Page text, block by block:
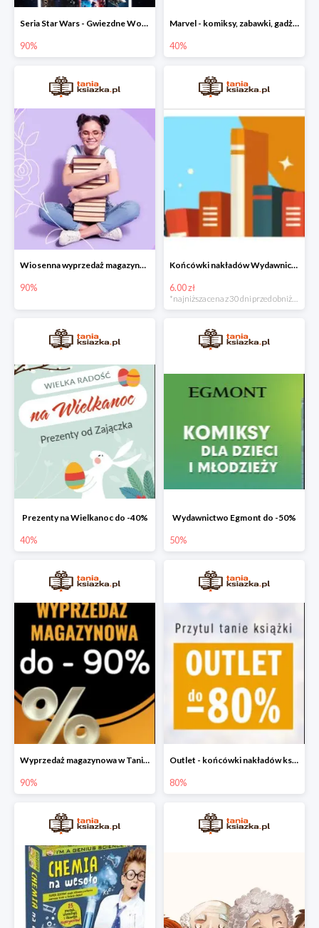
Seria Star Wars - Gwiezdne Wojny do -90%
90%
Marvel - komiksy, zabawki, gadżety
40%
Wiosenna wyprzedaż magazynowa do -90%
90%
Końcówki nakładów Wydawnictwa Kobiecego od 6zł do 15zł
6.00 zł
*najniższa cena z 30 dni przed obniżką
Prezenty na Wielkanoc do -40%
40%
Wydawnictwo Egmont do -50%
50%
Wyprzedaż magazynowa w Taniej Książce do -90%
90%
Outlet - końcówki nakładów książek do -80%
80%